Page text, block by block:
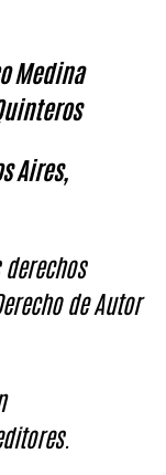
Medina
Aires,
de Autor